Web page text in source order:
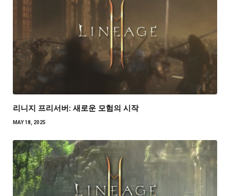
리니지 프리서버: 새로운 모험의 시작
MAY 18, 2025